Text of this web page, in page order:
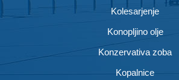
Kolesarjenje
Konopljino olje
Konzervativa zoba
Kopalnice